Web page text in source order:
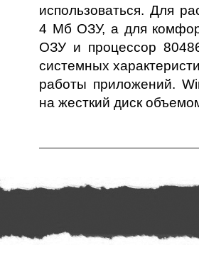
использоваться. Для
4 Мб ОЗУ, а для
ОЗУ и процессор
системных
работы приложений.
на жесткий диск